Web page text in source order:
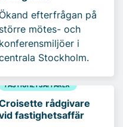
Ökand efterfrågan på
större mötes- och
konferensmiljöer i
Stockholm.
FASTIGHETSAFFÄRER
rådgivare
fastighetsaffär